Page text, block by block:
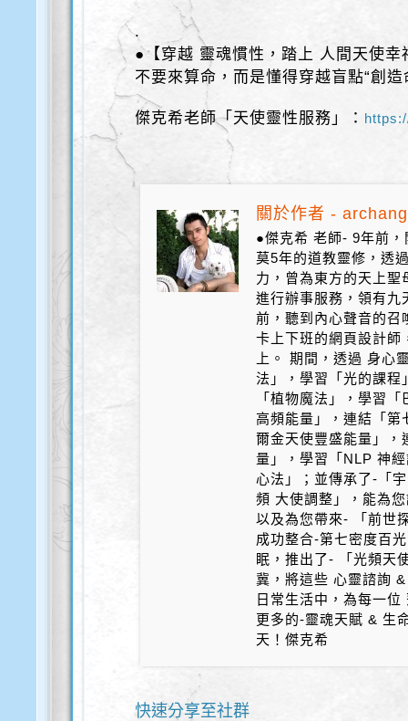
.
●【穿越 靈魂慣性，踏上 人間天使幸
不要來算命，而是懂得穿越盲點“創造
傑克希老師「天使靈性服務」：
關於作者 -
●傑克希 老師- 9年前
莫5年的道教靈修，透
力，曾為東方的天上
進行辦事服務，領有
前，聽到內心聲音的召
卡上下班的網頁設計師
上。 期間，透過 身心
法」，學習「光的課程
「植物魔法」，學習
高頻能量」，連結「第
爾金天使豐盛能量」，
量」，學習「NLP 神
心法」；並傳承了-「
頻 大使調整」，能為
以及為您帶來- 「前世
成功整合-第七密度百
眠，推出了- 「光頻天
冀，將這些 心靈諮詢
日常生活中，為每一
更多的-靈魂天賦 & 生
天！傑克希
快速分享至社群